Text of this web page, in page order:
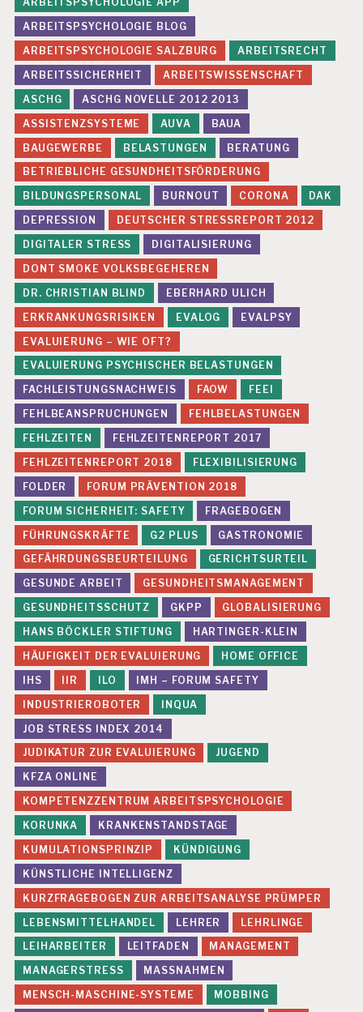
ARBEITSPSYCHOLOGIE BLOG
ARBEITSPSYCHOLOGIE SALZBURG
ARBEITSRECHT
ARBEITSSICHERHEIT
ARBEITSWISSENSCHAFT
ASCHG
ASCHG NOVELLE 2012 2013
ASSISTENZSYSTEME
AUVA
BAUA
BAUGEWERBE
BELASTUNGEN
BERATUNG
BETRIEBLICHE GESUNDHEITSFÖRDERUNG
BILDUNGSPERSONAL
BURNOUT CORONA
DAK
DEPRESSION
DEUTSCHER STRESSREPORT 2012
DIGITALER STRESS
DIGITALISIERUNG
DONT SMOKE VOLKSBEGEHEREN
DR. CHRISTIAN BLIND
EBERHARD ULICH
ERKRANKUNGSRISIKEN
EVALOG
EVALPSY
EVALUIERUNG – WIE OFT?
EVALUIERUNG PSYCHISCHER BELASTUNGEN
FACHLEISTUNGSNACHWEIS
FAOW
FEEI
FEHLBEANSPRUCHUNGEN
FEHLBELASTUNGEN
FEHLZEITEN
FEHLZEITENREPORT 2017
FEHLZEITENREPORT 2018
FLEXIBILISIERUNG
FOLDER
FORUM PRÄVENTION 2018
FORUM SICHERHEIT: SAFETY
FRAGEBOGEN
FÜHRUNGSKRÄFTE
G2 PLUS
GASTRONOMIE
GEFÄHRDUNGSBEURTEILUNG
GERICHTSURTEIL
GESUNDE ARBEIT
GESUNDHEITSMANAGEMENT
GESUNDHEITSSCHUTZ
GKPP
GLOBALISIERUNG
HANS BÖCKLER STIFTUNG
HARTINGER-KLEIN
HÄUFIGKEIT DER EVALUIERUNG
HOME OFFICE
IHS
IIR ILO
IMH – FORUM SAFETY
INDUSTRIEROBOTER
INQUA
JOB STRESS INDEX 2014
JUDIKATUR ZUR EVALUIERUNG
JUGEND
KFZA ONLINE
KOMPETENZZENTRUM ARBEITSPSYCHOLOGIE
KORUNKA
KRANKENSTANDSTAGE
KUMULATIONSPRINZIP
KÜNDIGUNG
KÜNSTLICHE INTELLIGENZ
KURZFRAGEBOGEN ZUR ARBEITSANALYSE PRÜMPER
LEBENSMITTELHANDEL
LEHRER
LEHRLINGE
LEIHARBEITER
LEITFADEN
MANAGEMENT
MANAGERSTRESS
MASSNAHMEN
MENSCH-MASCHINE-SYSTEME
MOBBING